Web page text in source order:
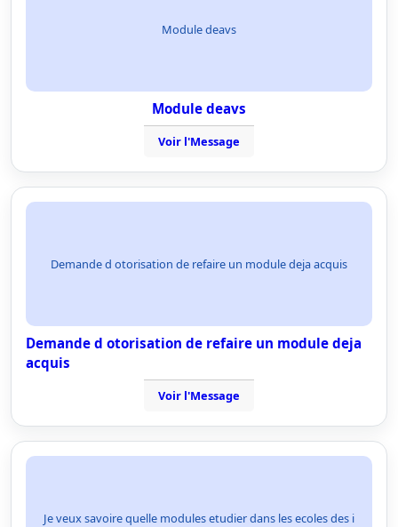
Module deavs
Module deavs
Voir l'Message
Demande d otorisation de refaire un module deja acquis
Demande d otorisation de refaire un module deja
acquis
Voir l'Message
Je veux savoire quelle modules etudier dans les ecoles des i